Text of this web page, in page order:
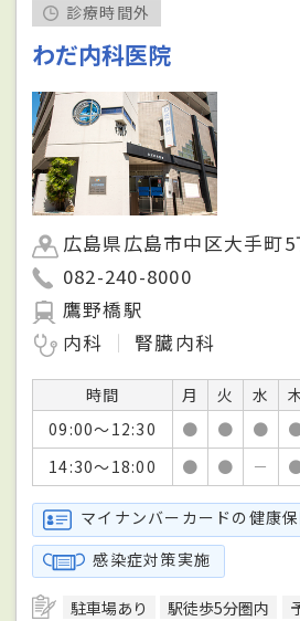
診療時間外
わだ内科医院
広島県広島市中区大手町
082-240-8000
鷹野橋駅
内科
腎臓内科
時間 月 火 水
09:00～12:30
● ● ●
14:30～18:00
● ● －
マイナンバーカードの健康
感染症対策実施
駐車場あり 駅徒歩5分圏内